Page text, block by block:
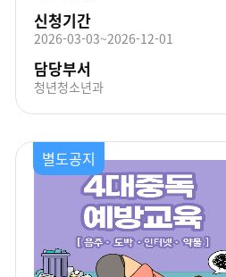
신청기간
2026-03-03~2026-12-01
담당부서
청년청소년과
별도공지